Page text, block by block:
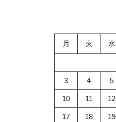
月 火 水
3 4 5
10 11 12
17 18 19